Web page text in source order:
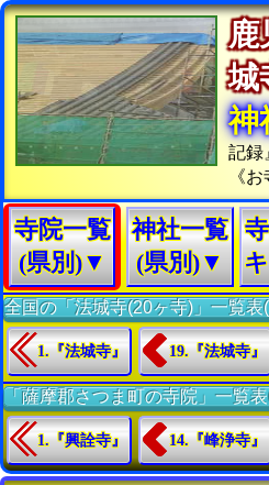
鹿
神
記録
《
寺院一覧
(県別)▼
神社一覧
(県別)▼
全国の「法城寺(20ヶ寺)」一覧表
1.『法城寺』 19.『法城寺』
「薩摩郡さつま町の寺院」一覧
1.『興詮寺』 14.『峰浄寺』